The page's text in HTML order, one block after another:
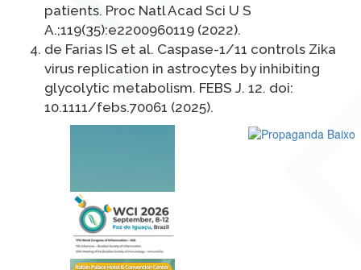
patients. Proc Natl Acad Sci U S
A.;119(35):e2200960119 (2022).
de Farias IS et al. Caspase-1/11 controls Zika
virus replication in astrocytes by inhibiting
glycolytic metabolism. FEBS J. 12. doi:
10.1111/febs.70061 (2025).